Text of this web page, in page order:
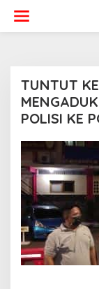
w
TUNTUT
POLISI KE
O
K
T
O
B
3
1
,
2
0